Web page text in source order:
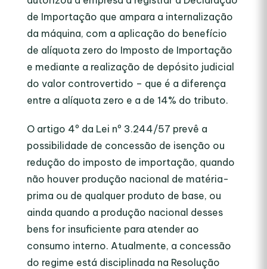
de Importação que ampara a internalização
da máquina, com a aplicação do benefício
de alíquota zero do Imposto de Importação
e mediante a realização de depósito judicial
do valor controvertido – que é a diferença
entre a alíquota zero e a de 14% do tributo.
O artigo 4º da Lei nº 3.244/57 prevê a
possibilidade de concessão de isenção ou
redução do imposto de importação, quando
não houver produção nacional de matéria-
prima ou de qualquer produto de base, ou
ainda quando a produção nacional desses
bens for insuficiente para atender ao
consumo interno. Atualmente, a concessão
do regime está disciplinada na Resolução